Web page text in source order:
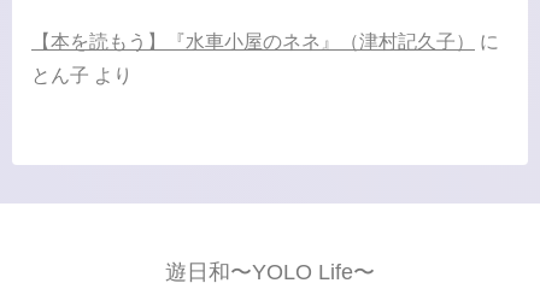
【本を読もう】『水車小屋のネネ』（津村記久子）
に
とん子 より
遊日和〜YOLO Life〜